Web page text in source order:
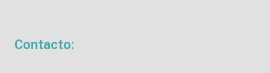
Contacto: